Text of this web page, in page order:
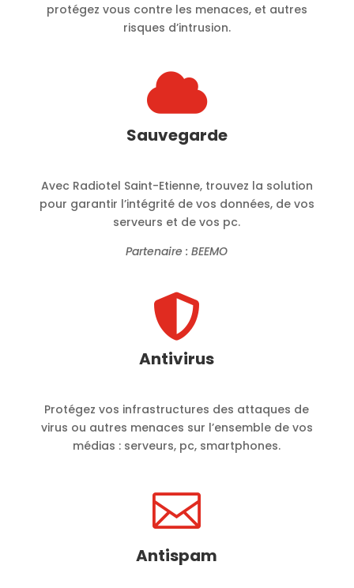
protégez vous contre les menaces, et autres
risques d’intrusion.

Sauvegarde
Avec Radiotel Saint-Etienne, trouvez la solution
pour garantir l’intégrité de vos données, de vos
serveurs et de vos pc.
Partenaire : BEEMO

Antivirus
Protégez vos infrastructures des attaques de
virus ou autres menaces sur l’ensemble de vos
médias : serveurs, pc, smartphones.

Antispam